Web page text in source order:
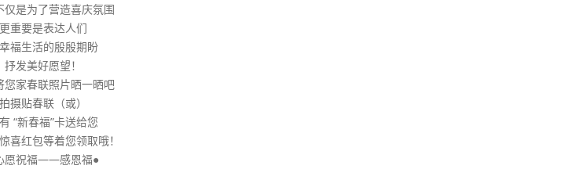
仅是为了营造喜庆氛围
更重要是表达人们
福生活的殷殷期盼
抒发美好愿望！
您家春联照片晒一晒吧
拍摄贴春联（或）
“新春福”卡送给您
喜红包等着您领取哦！
愿祝福——感恩福●